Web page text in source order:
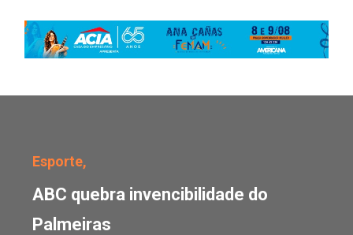
Esporte,
ABC quebra invencibilidade do
Palmeiras